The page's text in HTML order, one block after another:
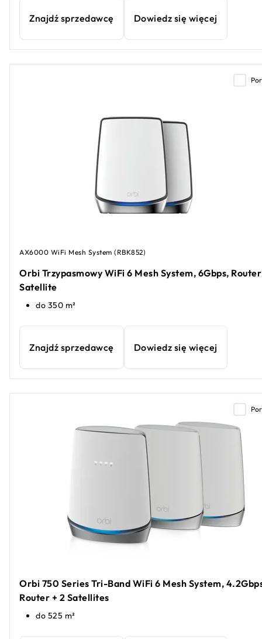
Znajdź sprzedawcę Dowiedz się więcej
AX6000 WiFi Mesh System (RBK852)
Orbi Trzypasmowy WiFi 6 Mesh System, 6Gbps, Router
Satellite
do 350 m²
Znajdź sprzedawcę Dowiedz się więcej
Orbi 750 Series Tri-Band WiFi 6 Mesh System,
Router + 2 Satellites
do 525 m²